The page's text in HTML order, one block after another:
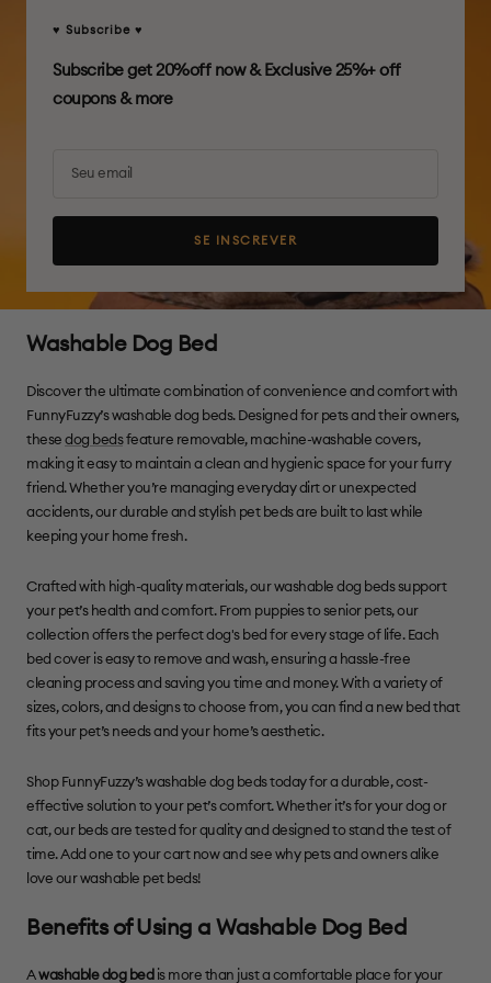
♥ Subscribe ♥
Subscribe get 20%off now & Exclusive 25%+ off
coupons & more
Seu email
SE INSCREVER
Washable Dog Bed
Discover the ultimate combination of convenience and comfort with
FunnyFuzzy’s washable dog beds. Designed for pets and their owners,
these dog bedsfeature removable, machine-washable covers,
making it easy to maintain a clean and hygienic space for your furry
friend. Whether you’re managing everyday dirt or unexpected
accidents, our durable and stylish pet beds are built to last while
keeping your home fresh.
Crafted with high-quality materials, our washable dog beds support
your pet’s health and comfort. From puppies to senior pets, our
collection offers the perfect dog's bed for every stage of life. Each
bed cover is easy to remove and wash, ensuring a hassle-free
cleaning process and saving you time and money. With a variety of
sizes, colors, and designs to choose from, you can find a new bed that
fits your pet’s needs and your home’s aesthetic.
Shop FunnyFuzzy’s washable dog beds today for a durable, cost-
effective solution to your pet’s comfort. Whether it’s for your dog or
cat, our beds are tested for quality and designed to stand the test of
time. Add one to your cart now and see why pets and owners alike
love our washable pet beds!
Benefits of Using a Washable Dog Bed
Awashable dog bed is more than just a comfortable place for your